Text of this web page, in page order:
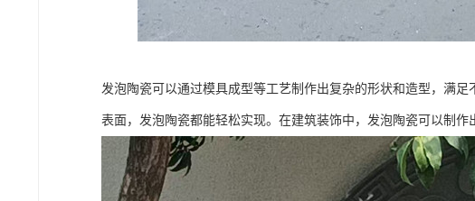
发泡陶瓷可以通过模具成型等工艺制作出复杂的形状和造型，满
表面，发泡陶瓷都能轻松实现。在建筑装饰中，发泡陶瓷可以制作